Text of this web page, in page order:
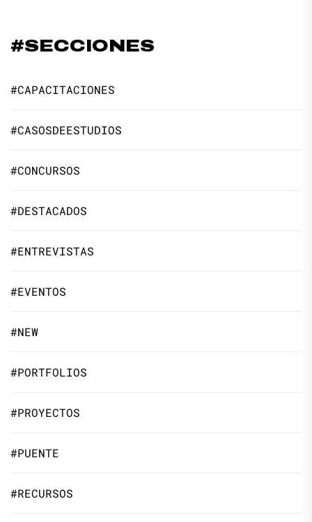
#SECCIONES
#CAPACITACIONES
#CASOSDEESTUDIOS
#CONCURSOS
#DESTACADOS
#ENTREVISTAS
#EVENTOS
#NEW
#PORTFOLIOS
#PROYECTOS
#PUENTE
#RECURSOS